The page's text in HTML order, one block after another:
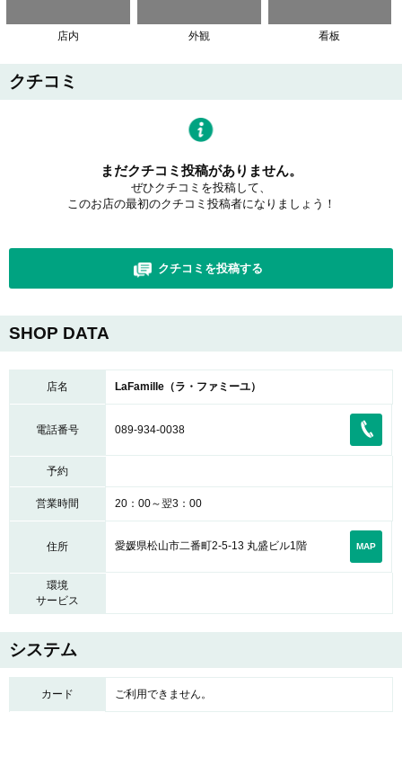
店内 外観 看板
クチコミ
まだクチコミ投稿がありません。
ぜひクチコミを投稿して、
このお店の最初のクチコミ投稿者になりましょう！
クチコミを投稿する
SHOP DATA
店名 LaFamille（ラ・ファミーユ）
電話番号 089-934-0038
予約
営業時間 20：00～翌3：00
住所 愛媛県松山市二番町2-5-13 丸盛ビル1階 MAP
環境
サービス
システム
カード ご利用できません。